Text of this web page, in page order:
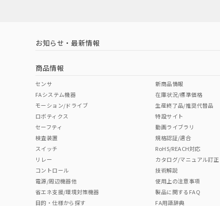
（イギリス
（ノルウェー
お知らせ・最新情報
商品情報
センサ
FAシステム機器
モーション/ドライブ
ロボティクス
セーフティ
検査装置
スイッチ
リレー
コントロール
電源/周辺機器他
省エネ支援/環境対策機器
目的・仕様から探す
新商品情報
在庫状況/標準価格
生産終了品/推奨代替品
特設サイト
動画ライブラリ
規格認証/適合
RoHS/REACH対応
カタログ/マニュアル訂正
技術解説
使用上の注意事項
製品に関するFAQ
FA用語辞典